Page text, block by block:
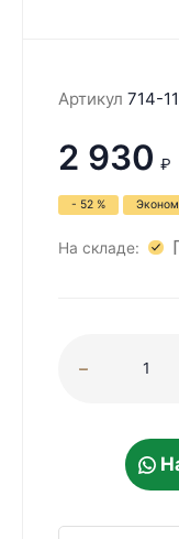
Артикул 714-
2 930 ₽
- 52 %
На складе: